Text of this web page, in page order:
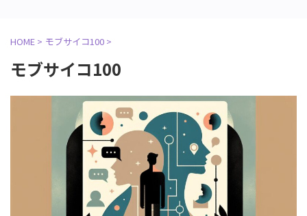
HOME > モブサイコ100 >
モブサイコ100